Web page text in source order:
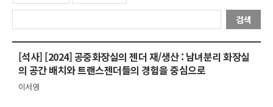
검색
[석사] [2024] 공중화장실의 젠더 재/생산 : 남녀분리 화장실
의 공간 배치와 트랜스젠더들의 경험을 중심으로
이서영